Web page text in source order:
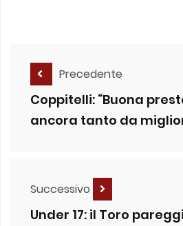
Precedente
Coppitelli: “Buona
ancora tanto da
Successivo
Under 17: il Toro